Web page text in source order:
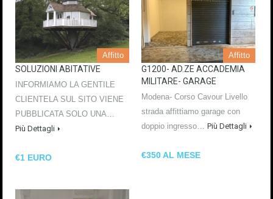
Affitto
SOLUZIONI ABITATIVE
INFORMIAMO LA GENTILE
CLIENTELA SUL SITO VIENE
PUBBLICATA SOLO UNA…
Più Dettagli
€1 EURO
Affitto
G1200- AD.ZE ACCADEMIA
MILITARE- GARAGE
Modena- Corso Cavour Livello
strada affittiamo garage con
doppio ingresso… Più Dettagli
€350 AL MESE